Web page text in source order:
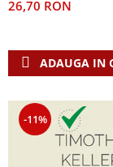
26,70 RON
ADAUGA IN
-11%